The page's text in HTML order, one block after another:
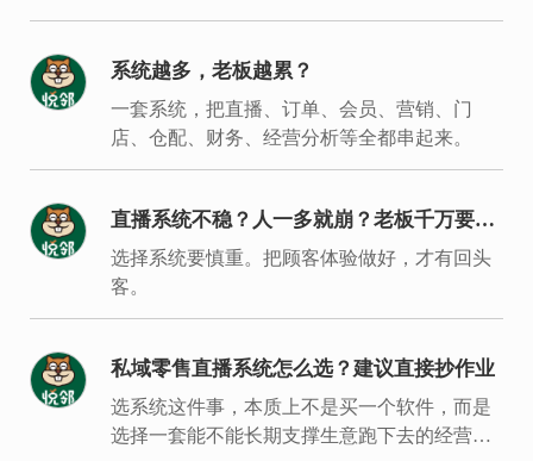
系统越多，老板越累？
一套系统，把直播、订单、会员、营销、门
店、仓配、财务、经营分析等全都串起来。
直播系统不稳？人一多就崩？老板千万要重
视
选择系统要慎重。把顾客体验做好，才有回头
客。
私域零售直播系统怎么选？建议直接抄作业
选系统这件事，本质上不是买一个软件，而是
选择一套能不能长期支撑生意跑下去的经营底